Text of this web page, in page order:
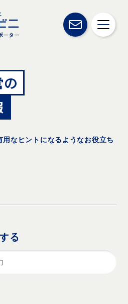
ーター
なヒントになるようなお役立ち
る